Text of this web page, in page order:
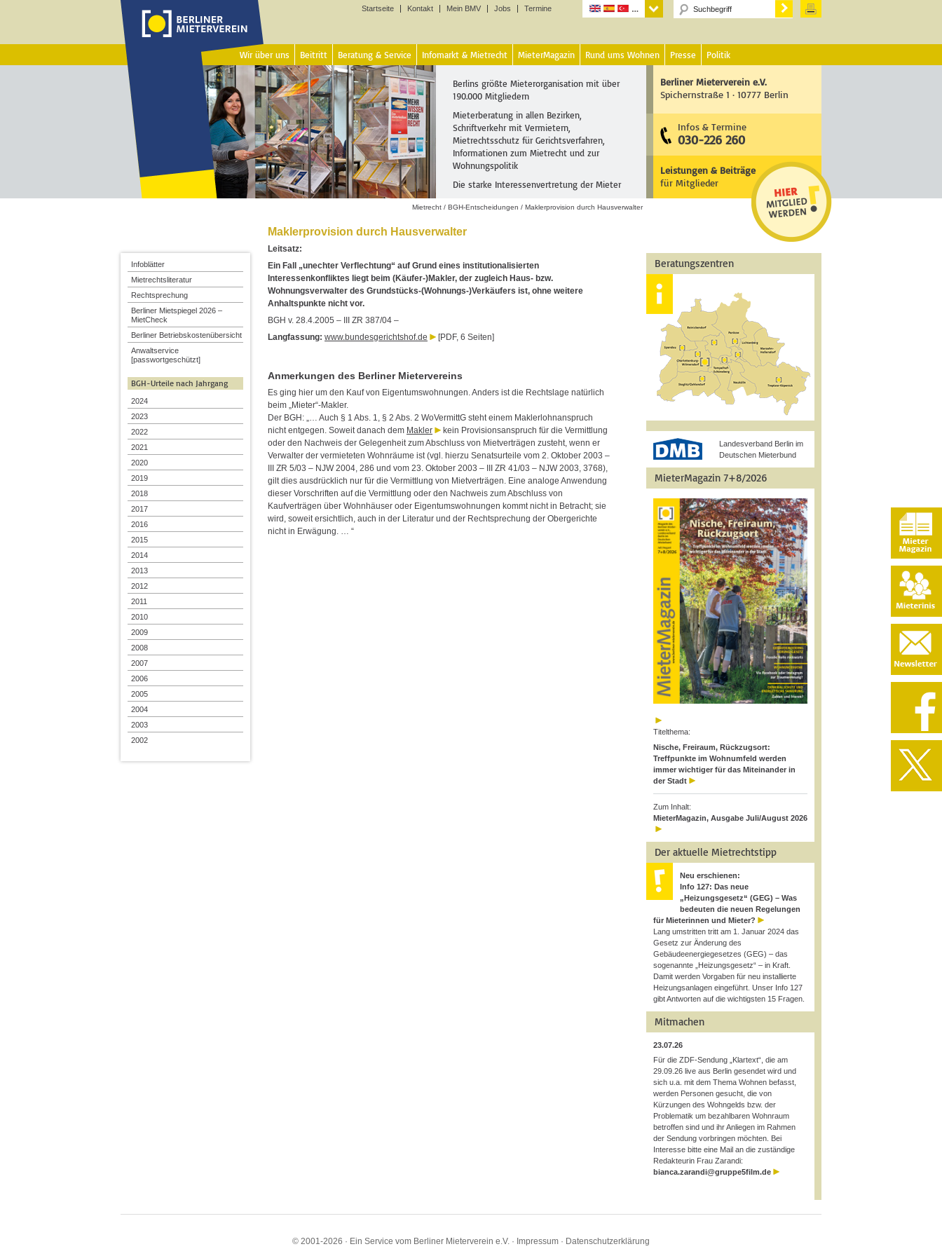
Startseite Kontakt Mein BMV Jobs Termine
Wir über uns Beitritt Beratung & Service Infomarkt & Mietrecht MieterMagazin Rund ums Wohnen Presse Politik
Berlins größte Mieterorganisation mit über
190.000 Mitgliedern
Mieterberatung in allen Bezirken,
Schriftverkehr mit Vermietern,
Mietrechtsschutz für Gerichtsverfahren,
Informationen zum Mietrecht und zur
Wohnungspolitik
Die starke Interessenvertretung der Mieter
Berliner Mieterverein e.V.
Spichernstraße 1 · 10777 Berlin
Infos & Termine
030-226 260
Leistungen & Beiträge
für Mitglieder
Mietrecht / BGH-Entscheidungen / Maklerprovision durch Hausverwalter
Maklerprovision durch Hausverwalter
Leitsatz:
Ein Fall „unechter Verflechtung“ auf Grund eines institutionalisierten
Interessenkonfliktes liegt beim (Käufer-)Makler, der zugleich Haus- bzw.
Wohnungsverwalter des Grundstücks-(Wohnungs-)Verkäufers ist, ohne weitere
Anhaltspunkte nicht vor.
BGH v. 28.4.2005 – III ZR 387/04 –
Langfassung: www.bundesgerichtshof.de [PDF, 6 Seiten]
Anmerkungen des Berliner Mietervereins
Es ging hier um den Kauf von Eigentumswohnungen. Anders ist die Rechtslage natürlich
beim „Mieter“-Makler.
Der BGH: „… Auch § 1 Abs. 1, § 2 Abs. 2 WoVermittG steht einem Maklerlohnanspruch
nicht entgegen. Soweit danach dem Makler
kein Provisionsanspruch für die Vermittlung
oder den Nachweis der Gelegenheit zum Abschluss von Mietverträgen zusteht, wenn er
Verwalter der vermieteten Wohnräume ist (vgl. hierzu Senatsurteile vom 2. Oktober 2003 –
III ZR 5/03 – NJW 2004, 286 und vom 23. Oktober 2003 – III ZR 41/03 – NJW 2003, 3768),
gilt dies ausdrücklich nur für die Vermittlung von Mietverträgen. Eine analoge Anwendung
dieser Vorschriften auf die Vermittlung oder den Nachweis zum Abschluss von
Kaufverträgen über Wohnhäuser oder Eigentumswohnungen kommt nicht in Betracht; sie
wird, soweit ersichtlich, auch in der Literatur und der Rechtsprechung der Obergerichte
nicht in Erwägung. … “
Beratungszentren
Landesverband Berlin im
Deutschen Mieterbund
MieterMagazin 7+8/2026
Titelthema:
Nische, Freiraum, Rückzugsort:
Treffpunkte im Wohnumfeld werden
immer wichtiger für das Miteinander in
der Stadt
Zum Inhalt:
MieterMagazin, Ausgabe Juli/August 2026
Der aktuelle Mietrechtstipp
Neu erschienen:
Info 127: Das neue
„Heizungsgesetz“ (GEG) – Was
bedeuten die neuen Regelungen
für Mieterinnen und Mieter?
Lang umstritten tritt am 1. Januar 2024 das
Gesetz zur Änderung des
Gebäudeenergiegesetzes (GEG) – das
sogenannte „Heizungsgesetz“ – in Kraft.
Damit werden Vorgaben für neu installierte
Heizungsanlagen eingeführt. Unser Info 127
gibt Antworten auf die wichtigsten 15 Fragen.
Mitmachen
23.07.26
Für die ZDF-Sendung „Klartext“, die am
29.09.26 live aus Berlin gesendet wird und
sich u.a. mit dem Thema Wohnen befasst,
werden Personen gesucht, die von
Kürzungen des Wohngelds bzw. der
Problematik um bezahlbaren Wohnraum
betroffen sind und ihr Anliegen im Rahmen
der Sendung vorbringen möchten. Bei
Interesse bitte eine Mail an die zuständige
Redakteurin Frau Zarandi:
bianca.zarandi@gruppe5film.de
Infoblätter
Mietrechtsliteratur
Rechtsprechung
Berliner Mietspiegel 2026 –
MietCheck
Berliner Betriebskostenübersicht
Anwaltservice
[passwortgeschützt]
BGH-Urteile nach Jahrgang
2024
2023
2022
2021
2020
2019
2018
2017
2016
2015
2014
2013
2012
2011
2010
2009
2008
2007
2006
2005
2004
2003
2002
© 2001-2026 · Ein Service vom Berliner Mieterverein e.V. · Impressum · Datenschutzerklärung